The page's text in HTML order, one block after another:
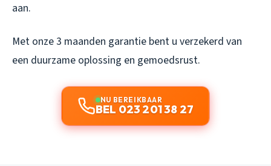
aan.
Met onze 3 maanden garantie bent u verzekerd van
een duurzame oplossing en gemoedsrust.
NU BEREIKBAAR
BEL 023 201 38 27